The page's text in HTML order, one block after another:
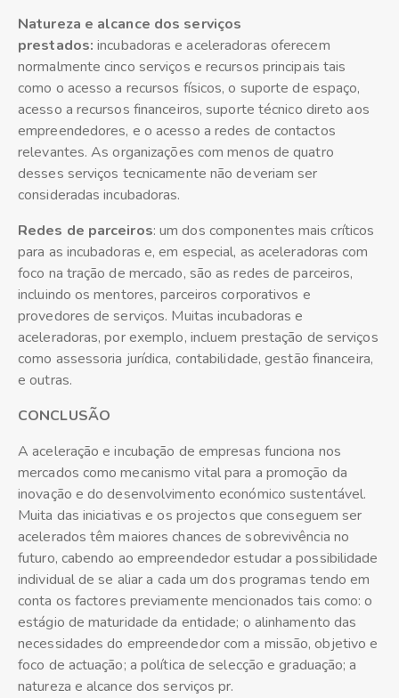
Natureza e alcance dos serviços
prestados: incubadoras e aceleradoras oferecem
normalmente cinco serviços e recursos principais tais
como o acesso a recursos físicos, o suporte de espaço,
acesso a recursos financeiros, suporte técnico direto aos
empreendedores, e o acesso a redes de contactos
relevantes. As organizações com menos de quatro
desses serviços tecnicamente não deveriam ser
consideradas incubadoras.
Redes de parceiros: um dos componentes mais críticos
para as incubadoras e, em especial, as aceleradoras com
foco na tração de mercado, são as redes de parceiros,
incluindo os mentores, parceiros corporativos e
provedores de serviços. Muitas incubadoras e
aceleradoras, por exemplo, incluem prestação de serviços
como assessoria jurídica, contabilidade, gestão financeira,
e outras.
CONCLUSÃO
A aceleração e incubação de empresas funciona nos
mercados como mecanismo vital para a promoção da
inovação e do desenvolvimento económico sustentável.
Muita das iniciativas e os projectos que conseguem ser
acelerados têm maiores chances de sobrevivência no
futuro, cabendo ao empreendedor estudar a possibilidade
individual de se aliar a cada um dos programas tendo em
conta os factores previamente mencionados tais como: o
estágio de maturidade da entidade; o alinhamento das
necessidades do empreendedor com a missão, objetivo e
foco de actuação; a política de selecção e graduação; a
natureza e alcance dos serviços pr.